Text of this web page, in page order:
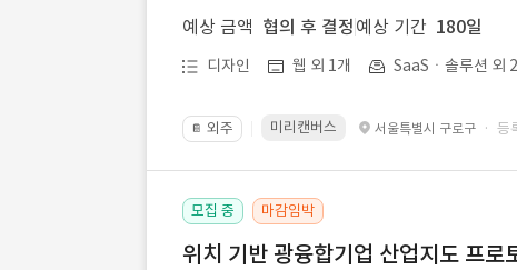
예상 금액 협의 후 결정 예상 기간 180일
디자인 웹 외 1개 SaaSㆍ솔루션 외
📔 외주 미리캔버스 서울특별시 구로구 · 등
모집 중 마감임박
위치 기반 광융합기업 산업지도 프로